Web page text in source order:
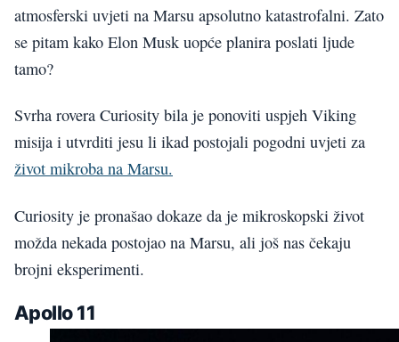
atmosferski uvjeti na Marsu apsolutno katastrofalni. Zato
se pitam kako Elon Musk uopće planira poslati ljude
tamo?
Svrha rovera Curiosity bila je ponoviti uspjeh Viking
misija i utvrditi jesu li ikad postojali pogodni uvjeti za
život mikroba na Marsu.
Curiosity je pronašao dokaze da je mikroskopski život
možda nekada postojao na Marsu, ali još nas čekaju
brojni eksperimenti.
Apollo 11